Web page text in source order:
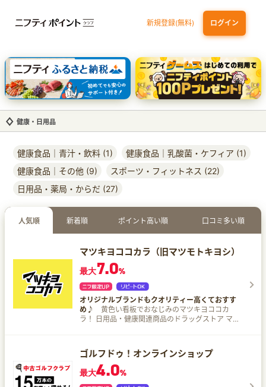
新規登録(無料) ログイン
三井住友カード ゴールド（NL）（家族カード発行） dカード GOLD
【実質初月無料】DMM | Disney+(ディズニープラス) セットプラン
SBI証券 確定拠出年金（iDeCo）
健康・日用品
健康食品｜青汁・飲料 (1)
健康食品｜乳酸菌・ケフィア (1)
健康食品｜その他 (9)
スポーツ・フィットネス (22)
日用品・薬局・からだ (27)
人気順 新着順 ポイント高い順 口コミ多い順
マツキヨココカラ（旧マツモトキヨシ）
最大7.0%
オリジナルブランドもクオリティー高くておすす
め♪
黄色い看板でおなじみのマツキヨココカ
ラ！ 日用品・健康関連商品のドラッグストア マツ
用品などをいつでも安く購入でき、ポイントも貯
まってとってもお得。
ゴルフドゥ！オンラインショップ
最大4.0%